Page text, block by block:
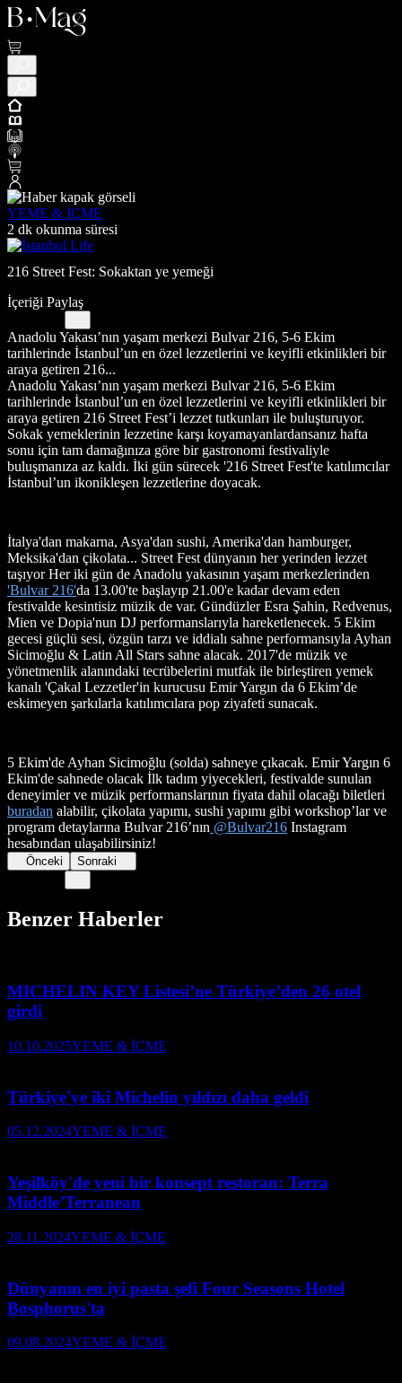
YEME & İÇME
2 dk okunma süresi
216 Street Fest: Sokaktan ye yemeği
İçeriği Paylaş
Anadolu Yakası’nın yaşam merkezi Bulvar 216, 5-6 Ekim
tarihlerinde İstanbul’un en özel lezzetlerini ve keyifli etkinlikleri bir
araya getiren 216...
Anadolu Yakası’nın yaşam merkezi Bulvar 216, 5-6 Ekim
tarihlerinde İstanbul’un en özel lezzetlerini ve keyifli etkinlikleri bir
araya getiren 216 Street Fest’i lezzet tutkunları ile buluşturuyor.
Sokak yemeklerinin lezzetine karşı koyamayanlardansanız hafta
sonu için tam damağınıza göre bir gastronomi festivaliyle
buluşmanıza az kaldı. İki gün sürecek '216 Street Fest'te katılımcılar
İstanbul’un ikonikleşen lezzetlerine doyacak.
İtalya'dan makarna, Asya'dan sushi, Amerika'dan hamburger,
Meksika'dan çikolata... Street Fest dünyanın her yerinden lezzet
taşıyor Her iki gün de Anadolu yakasının yaşam merkezlerinden
'Bulvar 216'da 13.00'te başlayıp 21.00'e kadar devam eden
festivalde kesintisiz müzik de var. Gündüzler Esra Şahin, Redvenus,
Mien ve Dopia'nun DJ performanslarıyla hareketlenecek. 5 Ekim
gecesi güçlü sesi, özgün tarzı ve iddialı sahne performansıyla Ayhan
Sicimoğlu & Latin All Stars sahne alacak. 2017'de müzik ve
yönetmenlik alanındaki tecrübelerini mutfak ile birleştiren yemek
kanalı 'Çakal Lezzetler'in kurucusu Emir Yargın da 6 Ekim’de
eskimeyen şarkılarla katılımcılara pop ziyafeti sunacak.
5 Ekim'de Ayhan Sicimoğlu (solda) sahneye çıkacak. Emir Yargın 6
Ekim'de sahnede olacak İlk tadım yiyecekleri, festivalde sunulan
deneyimler ve müzik performanslarının fiyata dahil olacağı biletleri
buradan alabilir, çikolata yapımı, sushi yapımı gibi workshop’lar ve
program detaylarına Bulvar 216’nın @Bulvar216 Instagram
hesabından ulaşabilirsiniz!
Önceki Sonraki
Benzer Haberler
MICHELIN KEY Listesi’ne Türkiye’den 26 otel
girdi
10.10.2025YEME & İÇME
Türkiye'ye iki Michelin yıldızı daha geldi
05.12.2024YEME & İÇME
Yeşilköy'de yeni bir konsept restoran: Terra
Middle’Terranean
28.11.2024YEME & İÇME
Dünyanın en iyi pasta şefi Four Seasons Hotel
Bosphorus'ta
09.08.2024YEME & İÇME